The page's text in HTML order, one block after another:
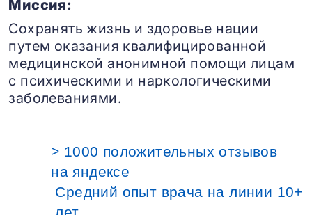
Миссия:
Сохранять жизнь и здоровье нации
путем оказания квалифицированной
медицинской анонимной помощи лицам
с психическими и наркологическими
заболеваниями.
> 1000 положительных отзывов
на яндексе
Средний опыт врача на линии 10+